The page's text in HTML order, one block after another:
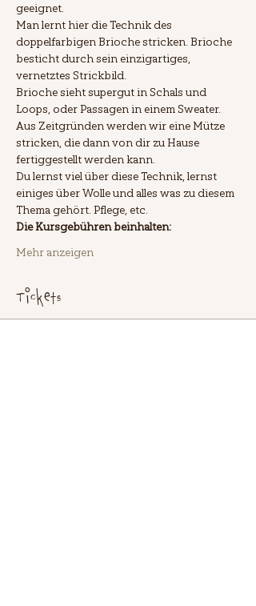
geeignet.
Man lernt hier die Technik des
doppelfarbigen Brioche stricken. Brioche
besticht durch sein einzigartiges,
vernetztes Strickbild.
Brioche sieht supergut in Schals und
Loops, oder Passagen in einem Sweater.
Aus Zeitgründen werden wir eine Mütze
stricken, die dann von dir zu Hause
fertiggestellt werden kann.
Du lernst viel über diese Technik, lernst
einiges über Wolle und alles was zu diesem
Thema gehört. Pflege, etc.
Die Kursgebühren beinhalten:
Mehr anzeigen
Tickets